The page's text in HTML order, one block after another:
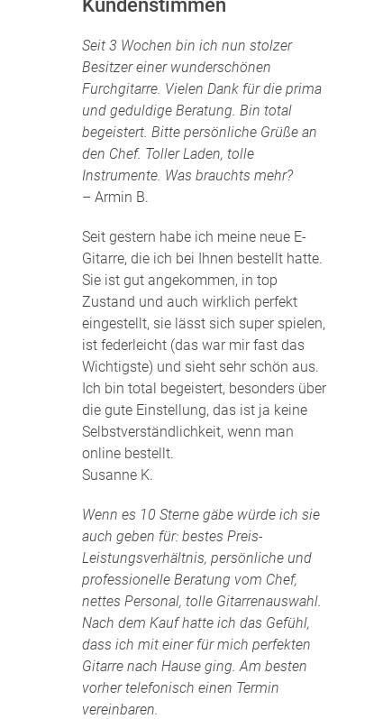
Kundenstimmen
Seit 3 Wochen bin ich nun stolzer
Besitzer einer wunderschönen
Furchgitarre. Vielen Dank für die prima
und geduldige Beratung. Bin total
begeistert. Bitte persönliche Grüße an
den Chef. Toller Laden, tolle
Instrumente. Was brauchts mehr?
– Armin B.
Seit gestern habe ich meine neue E-
Gitarre, die ich bei Ihnen bestellt hatte.
Sie ist gut angekommen, in top
Zustand und auch wirklich perfekt
eingestellt, sie lässt sich super spielen,
ist federleicht (das war mir fast das
Wichtigste) und sieht sehr schön aus.
Ich bin total begeistert, besonders über
die gute Einstellung, das ist ja keine
Selbstverständlichkeit, wenn man
online bestellt.
Susanne K.
Wenn es 10 Sterne gäbe würde ich sie
auch geben für: bestes Preis-
Leistungsverhältnis, persönliche und
professionelle Beratung vom Chef,
nettes Personal, tolle Gitarrenauswahl.
Nach dem Kauf hatte ich das Gefühl,
dass ich mit einer für mich perfekten
Gitarre nach Hause ging. Am besten
vorher telefonisch einen Termin
vereinbaren.